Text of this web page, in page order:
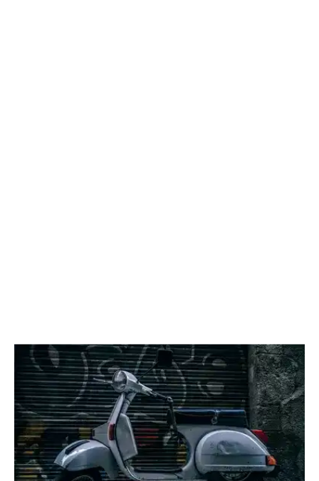
Location Véhicule Scooter
L’occasion
Location Scooter
(Photo non contractuelle)